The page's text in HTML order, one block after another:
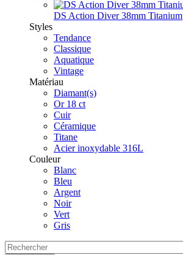
DS Action Diver 38mm Titanium
Styles
Tendance
Classique
Aquatique
Vintage
Matériau
Diamant(s)
Or 18 ct
Cuir
Céramique
Titane
Acier inoxydable 316L
Couleur
Blanc
Bleu
Argent
Noir
Vert
Gris